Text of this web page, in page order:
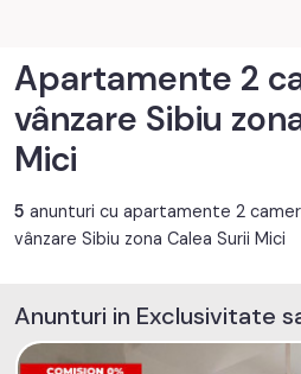
Apartamente 2
vânzare Sibiu
Mici
5 anunturi cu apartamente 2
vânzare Sibiu zona Calea Surii Mici
Anunturi in Exclusivitate